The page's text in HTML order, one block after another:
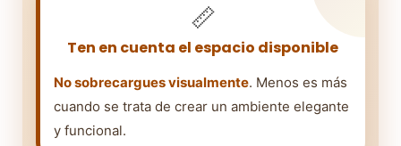
📏
Ten en cuenta el espacio disponible
No sobrecargues visualmente. Menos es más
cuando se trata de crear un ambiente elegante
y funcional.